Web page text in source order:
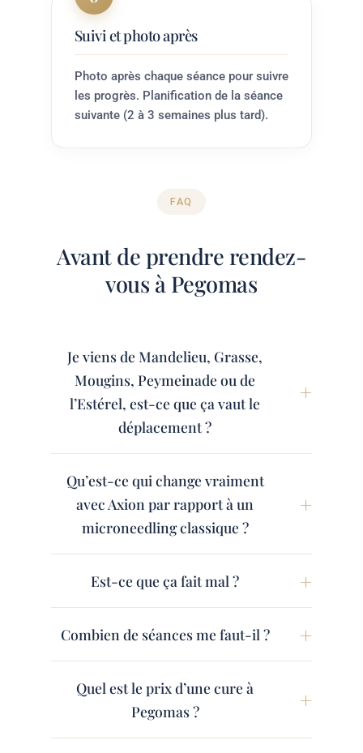
Suivi et photo après
Photo après chaque séance pour suivre
les progrès. Planification de la séance
suivante (2 à 3 semaines plus tard).
FAQ
Avant de prendre rendez-
vous à Pegomas
Je viens de Mandelieu, Grasse,
Mougins, Peymeinade ou de
l’Estérel, est-ce que ça vaut le
déplacement ?
Qu’est-ce qui change vraiment
avec Axion par rapport à un
microneedling classique ?
Est-ce que ça fait mal ?
Combien de séances me faut-il ?
Quel est le prix d’une cure à
Pegomas ?